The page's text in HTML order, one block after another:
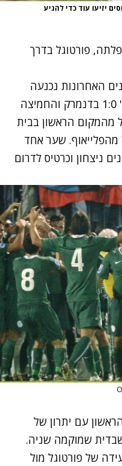
מספיק. הרוסים יזיעו עוד כדי להגיע
פורטוגל בדרך
האחרונות נכנעה
נבחרת שבדיה של איברהימוביץ' 1:0 בדנמרק והחמיצה
מהמקום הראשון בבית
מהפלייאוף. שער אחד
ה-79 סידר לדנים ניצחון וכרטיס לדרום
עם יתרון של
שמוקמה שניה.
של פורטוגל מול